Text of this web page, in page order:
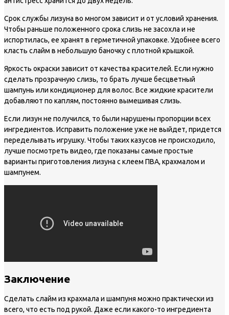
Срок службы лизуна во многом зависит и от условий хранения.
Чтобы раньше положенного срока слизь не засохла и не
испортилась, ее хранят в герметичной упаковке. Удобнее всего
класть слайм в небольшую баночку с плотной крышкой.
Яркость окраски зависит от качества красителей. Если нужно
сделать прозрачную слизь, то брать лучше бесцветный
шампунь или кондиционер для волос. Все жидкие красители
добавляют по каплям, постоянно вымешивая слизь.
Если лизун не получился, то были нарушены пропорции всех
ингредиентов. Исправить положение уже не выйдет, придется
переделывать игрушку. Чтобы таких казусов не происходило,
лучше посмотреть видео, где показаны самые простые
варианты приготовления лизуна с клеем ПВА, крахмалом и
шампунем.
Заключение
Сделать слайм из крахмала и шампуня можно практически из
всего, что есть под рукой. Даже если какого-то ингредиента